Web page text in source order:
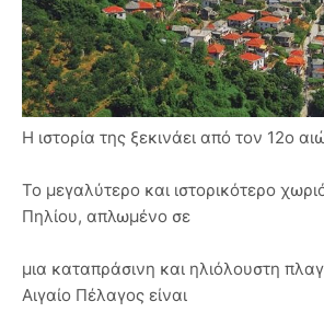
Η ιστορία της ξεκινάει από τον 12ο
Το μεγαλύτερο και ιστορικότερο
Πηλίου, απλωμένο σε
μια καταπράσινη και ηλιόλουστη
Αιγαίο Πέλαγος είναι